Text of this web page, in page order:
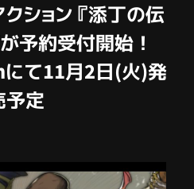
ション『添丁の伝
予約受付開始！
て11月2日(火)発
予定